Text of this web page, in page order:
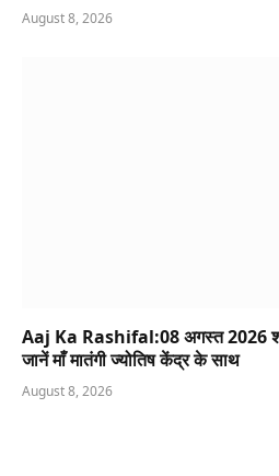
August 8, 2026
Aaj Ka Rashifal:08 अगस्त 2026
जानें माँ मातंगी ज्योतिष केंद्र के साथ
August 8, 2026